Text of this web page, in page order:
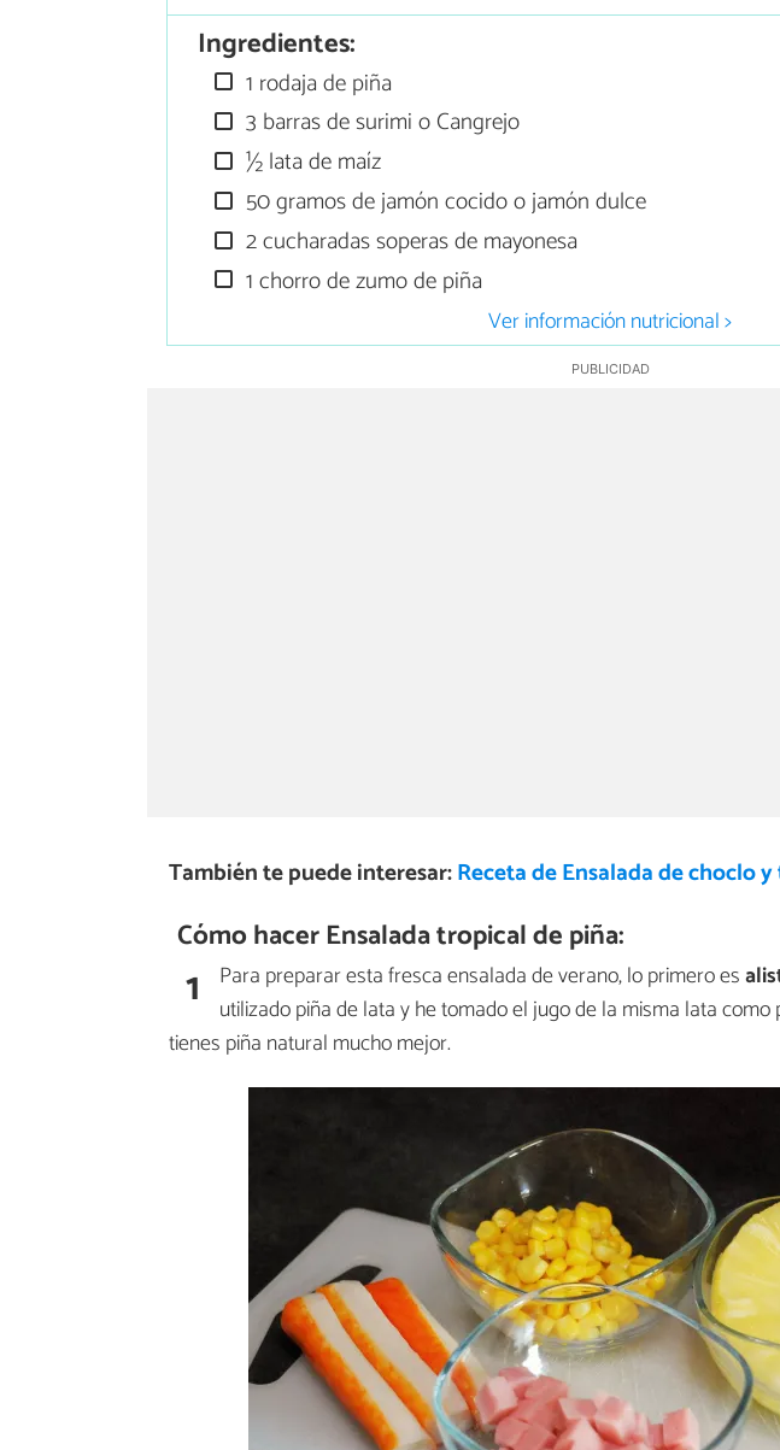
Ingredientes:
1 rodaja de piña
3 barras de surimi o Cangrejo
½ lata de maíz
50 gramos de jamón cocido o jamón dulce
2 cucharadas soperas de mayonesa
1 chorro de zumo de piña
Ver información nutricional >
También te puede interesar:Receta de Ensalada de choclo
Cómo hacer Ensalada tropical de piña:
1 Para preparar esta fresca ensalada de verano, lo primero es
utilizado piña de lata y he tomado el jugo de la misma lata como
tienes piña natural mucho mejor.